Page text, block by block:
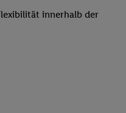
innerhalb der